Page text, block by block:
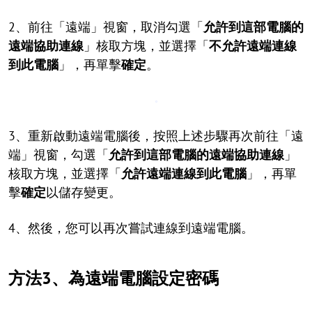
2、前往「遠端」視窗，取消勾選「允許到這部電腦的
遠端協助連線」核取方塊，並選擇「不允許遠端連線
到此電腦 」，再單擊確定。
3、重新啟動遠端電腦後，按照上述步驟再次前往「遠
端」視窗，勾選「允許到這部電腦的遠端協助連線」
核取方塊，並選擇「允許遠端連線到此電腦 」，再單
擊確定以儲存變更。
4、然後，您可以再次嘗試連線到遠端電腦。
方法3、為遠端電腦設定密碼